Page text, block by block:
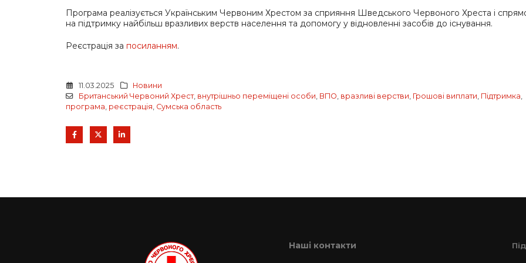
Програма реалізується Українським Червоним Хрестом за сприяння Шведського Червоного Хреста і
на підтримку найбільш вразливих верств населення та допомогу у відновленні засобів до існування.
Реєстрація за посиланням.
11.03.2025
Новини
Британський Червоний Хрест, внутрішньо переміщені особи, ВПО, вразливі верстви, Грошові виплати, Підтримка,
програма, реєстрація, Сумська область
Наші контакти